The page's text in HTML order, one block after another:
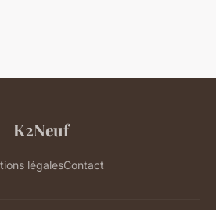
K2Neuf
légalesContact